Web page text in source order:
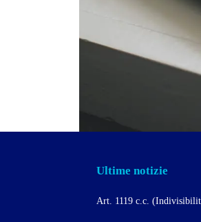
Ultime notizie
Art. 1119 c.c.